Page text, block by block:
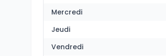
Mercredi
Jeudi
Vendredi